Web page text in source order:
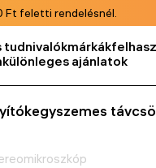
Ft feletti rendelésnél.
tudnivalókmárkák
különleges ajánlatok
egyszemes